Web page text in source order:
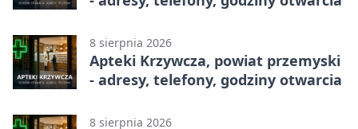
8 sierpnia 2026
Apteki Krzywcza, powiat przemyski
- adresy, telefony, godziny otwarcia
8 sierpnia 2026